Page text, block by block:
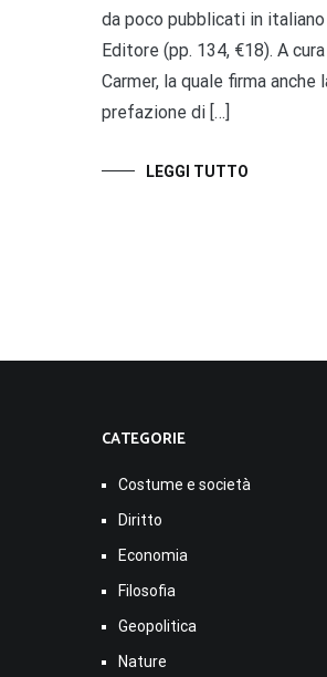
da poco pubblicati in italiano
Editore (pp. 134, €18). A
Carmer, la quale firma
prefazione di […]
LEGGI TUTTO
CATEGORIE
Costume e società
Diritto
Economia
Filosofia
Geopolitica
Nature